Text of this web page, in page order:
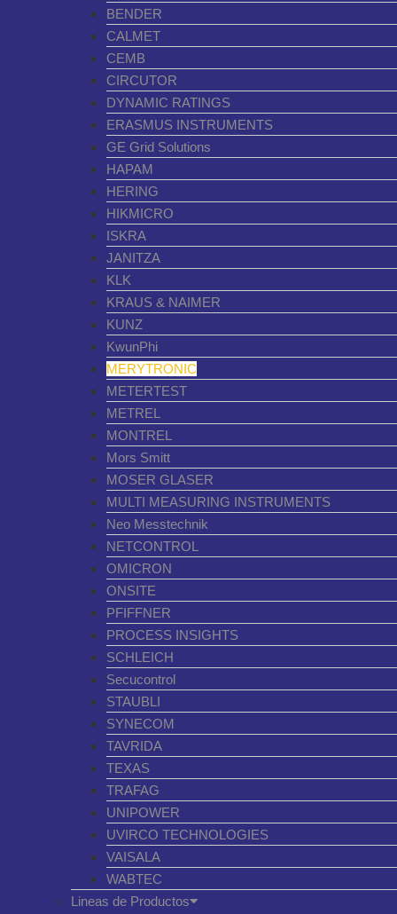
BENDER
CALMET
CEMB
CIRCUTOR
DYNAMIC RATINGS
ERASMUS INSTRUMENTS
GE Grid Solutions
HAPAM
HERING
HIKMICRO
ISKRA
JANITZA
KLK
KRAUS & NAIMER
KUNZ
KwunPhi
MERYTRONIC
METERTEST
METREL
MONTREL
Mors Smitt
MOSER GLASER
MULTI MEASURING INSTRUMENTS
Neo Messtechnik
NETCONTROL
OMICRON
ONSITE
PFIFFNER
PROCESS INSIGHTS
SCHLEICH
Secucontrol
STAUBLI
SYNECOM
TAVRIDA
TEXAS
TRAFAG
UNIPOWER
UVIRCO TECHNOLOGIES
VAISALA
WABTEC
Lineas de Productos